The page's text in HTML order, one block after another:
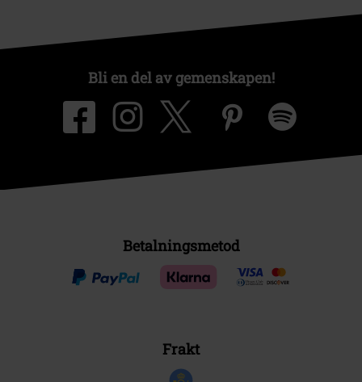
Bli en del av gemenskapen!
Betalningsmetod
Frakt